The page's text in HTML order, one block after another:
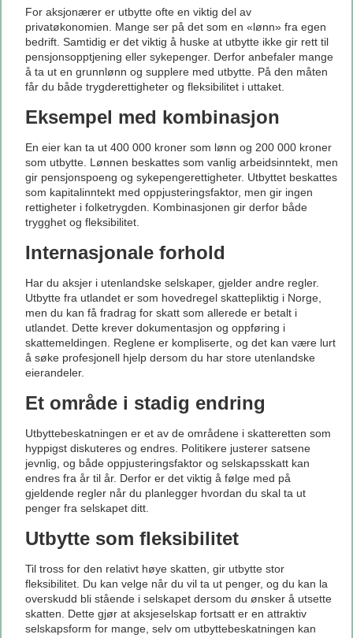
For aksjonærer er utbytte ofte en viktig del av
privatøkonomien. Mange ser på det som en «lønn» fra egen
bedrift. Samtidig er det viktig å huske at utbytte ikke gir rett til
pensjonsopptjening eller sykepenger. Derfor anbefaler mange
å ta ut en grunnlønn og supplere med utbytte. På den måten
får du både trygderettigheter og fleksibilitet i uttaket.
Eksempel med kombinasjon
En eier kan ta ut 400 000 kroner som lønn og 200 000 kroner
som utbytte. Lønnen beskattes som vanlig arbeidsinntekt, men
gir pensjonspoeng og sykepengerettigheter. Utbyttet beskattes
som kapitalinntekt med oppjusteringsfaktor, men gir ingen
rettigheter i folketrygden. Kombinasjonen gir derfor både
trygghet og fleksibilitet.
Internasjonale forhold
Har du aksjer i utenlandske selskaper, gjelder andre regler.
Utbytte fra utlandet er som hovedregel skattepliktig i Norge,
men du kan få fradrag for skatt som allerede er betalt i
utlandet. Dette krever dokumentasjon og oppføring i
skattemeldingen. Reglene er kompliserte, og det kan være lurt
å søke profesjonell hjelp dersom du har store utenlandske
eierandeler.
Et område i stadig endring
Utbyttebeskatningen er et av de områdene i skatteretten som
hyppigst diskuteres og endres. Politikere justerer satsene
jevnlig, og både oppjusteringsfaktor og selskapsskatt kan
endres fra år til år. Derfor er det viktig å følge med på
gjeldende regler når du planlegger hvordan du skal ta ut
penger fra selskapet ditt.
Utbytte som fleksibilitet
Til tross for den relativt høye skatten, gir utbytte stor
fleksibilitet. Du kan velge når du vil ta ut penger, og du kan la
overskudd bli stående i selskapet dersom du ønsker å utsette
skatten. Dette gjør at aksjeselskap fortsatt er en attraktiv
selskapsform for mange, selv om utbyttebeskatningen kan